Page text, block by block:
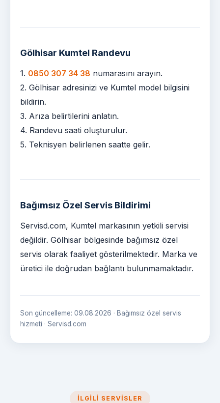
Gölhisar Kumtel Randevu
1. 0850 307 34 38 numarasını arayın.
2. Gölhisar adresinizi ve Kumtel model bilgisini
bildirin.
3. Arıza belirtilerini anlatın.
4. Randevu saati oluşturulur.
5. Teknisyen belirlenen saatte gelir.
Bağımsız Özel Servis Bildirimi
Servisd.com, Kumtel markasının yetkili servisi
değildir. Gölhisar bölgesinde bağımsız özel
servis olarak faaliyet gösterilmektedir. Marka ve
üretici ile doğrudan bağlantı bulunmamaktadır.
Son güncelleme: 09.08.2026 · Bağımsız özel servis
hizmeti · Servisd.com
İLGILI SERVISLER